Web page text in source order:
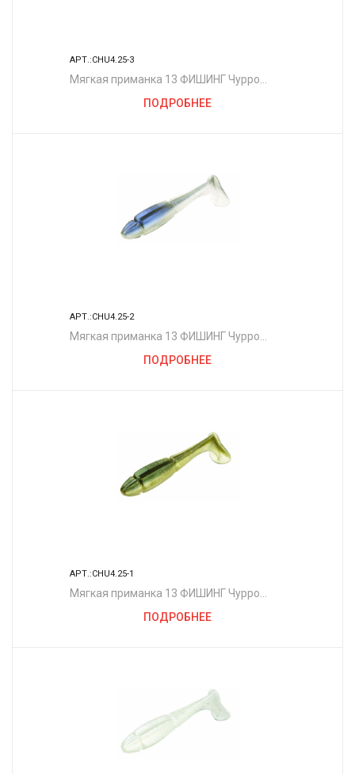
АРТ.:CHU4.25-3
Мягкая приманка 13 ФИШИНГ Чурро
ПОДРОБНЕЕ
АРТ.:CHU4.25-2
Мягкая приманка 13 ФИШИНГ Чурро
ПОДРОБНЕЕ
АРТ.:CHU4.25-1
Мягкая приманка 13 ФИШИНГ Чурро
ПОДРОБНЕЕ